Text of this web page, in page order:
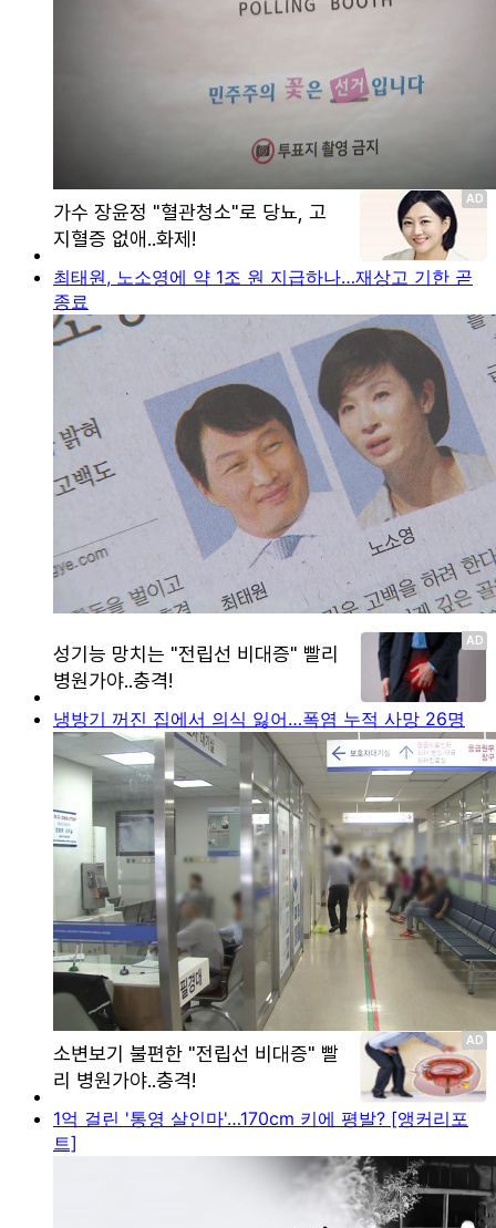
최태원, 노소영에 약 1조 원 지급하나…재상고 기한 곧
종료
냉방기 꺼진 집에서 의식 잃어…폭염 누적 사망 26명
1억 걸린 '통영 살인마'…170cm 키에 평발? [앵커리포
트]